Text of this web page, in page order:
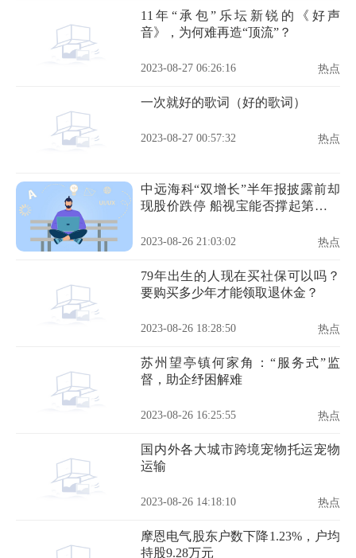
11年“承包”乐坛新锐的《好声
音》，为何难再造“顶流”？
2023-08-27 06:26:16 热点
一次就好的歌词（好的歌词）
2023-08-27 00:57:32 热点
中远海科“双增长”半年报披露前却
现股价跌停 船视宝能否撑起第二增
2023-08-26 21:03:02 热点
79年出生的人现在买社保可以吗？
要购买多少年才能领取退休金？
2023-08-26 18:28:50 热点
苏州望亭镇何家角：“服务式”监
督，助企纾困解难
2023-08-26 16:25:55 热点
国内外各大城市跨境宠物托运宠物
运输
2023-08-26 14:18:10 热点
摩恩电气股东户数下降1.23%，户均
持股9.28万元